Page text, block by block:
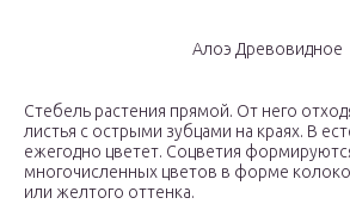
Алоэ Древовидное
Стебель растения прямой. От него
листья с острыми зубцами на краях. В
ежегодно цветет. Соцветия
многочисленных цветов в форме
или желтого оттенка.